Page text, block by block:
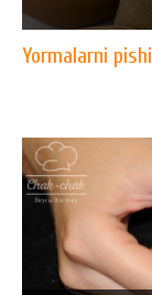
Yormalarni